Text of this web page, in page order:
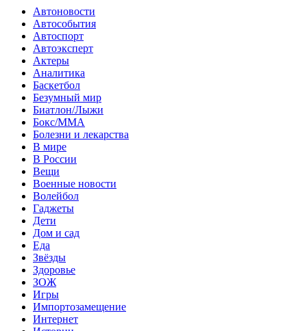
Автоновости
Автособытия
Автоспорт
Автоэксперт
Актеры
Аналитика
Баскетбол
Безумный мир
Биатлон/Лыжи
Бокс/MMA
Болезни и лекарства
В мире
В России
Вещи
Военные новости
Волейбол
Гаджеты
Дети
Дом и сад
Еда
Звёзды
Здоровье
ЗОЖ
Игры
Импортозамещение
Интернет